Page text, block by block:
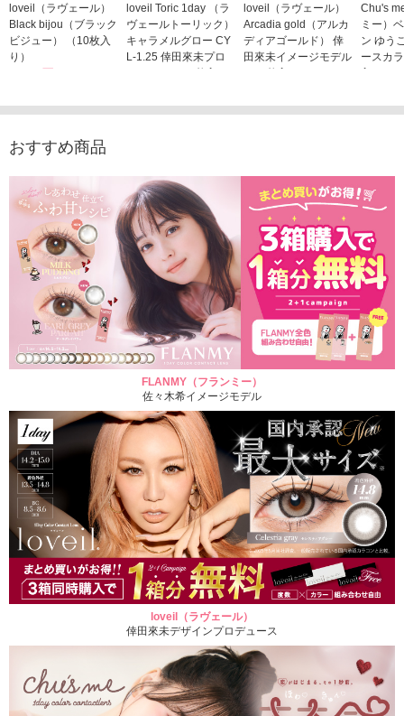
loveil（ラヴェール）
Black bijou（ブラック
ビジュー） （10枚入
り）
loveil Toric 1day （ラ
ヴェールトーリック）
キャラメルグロー CY
L-1.25 倖田來未プロ
デュース （10枚入
1,760円(税込)
loveil（ラヴェール）
Arcadia gold（アルカ
ディアゴールド） 倖
田來未イメージモデル
（10枚入り）
Chu's
ミー）
ン ゆう
ースカ
入り）
おすすめ商品
FLANMY（フランミー）
佐々木希イメージモデル
loveil（ラヴェール）
倖田來未デザインプロデュース